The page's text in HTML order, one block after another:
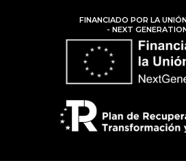
FINANCIADO POR LA
- NEXT